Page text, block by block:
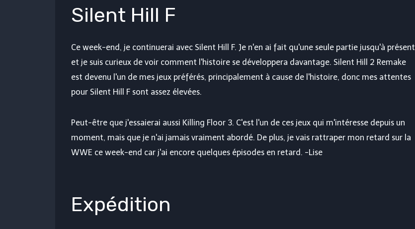
Silent Hill F
Ce week-end, je continuerai avec Silent Hill F. Je n'en ai fait qu'une seule partie jusqu'à présent
et je suis curieux de voir comment l'histoire se développera davantage. Silent Hill 2 Remake
est devenu l'un de mes jeux préférés, principalement à cause de l'histoire, donc mes attentes
pour Silent Hill F sont assez élevées.
Peut-être que j'essaierai aussi Killing Floor 3. C'est l'un de ces jeux qui m'intéresse depuis un
moment, mais que je n'ai jamais vraiment abordé. De plus, je vais rattraper mon retard sur la
WWE ce week-end car j'ai encore quelques épisodes en retard. -Lise
Expédition